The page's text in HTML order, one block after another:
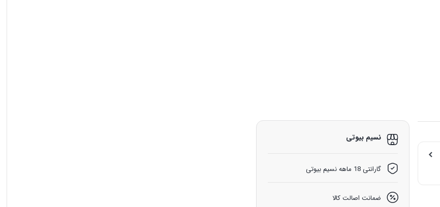
نسیم بیوتی
گارانتی 18 ماهه نسیم بیوتی
ضمانت اصالت کالا